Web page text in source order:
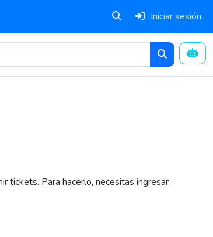
Iniciar sesión
tickets. Para hacerlo, necesitas ingresar